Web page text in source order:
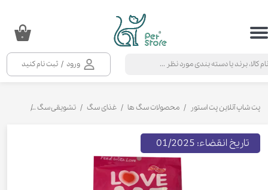
ورود / ثبت نام کنید
حساب کاربری من
خروج از حساب کاربری
۰
پت شاپ آنلاین پت استور محصولات سگ ها غذای سگ تشویقی سگ
تاریخ انقضاء: 01/2025